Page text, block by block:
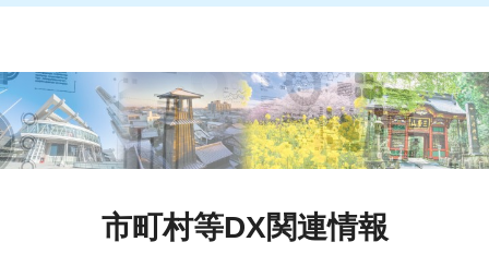
市町村等DX関連情報